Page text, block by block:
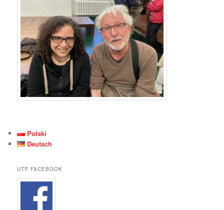
Polski
Deutsch
UTP FACEBOOK